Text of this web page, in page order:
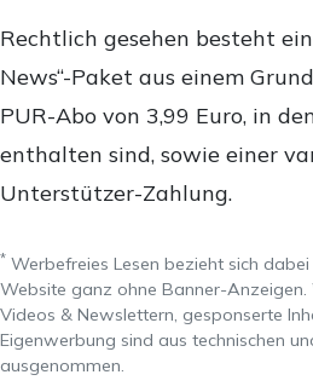
Rechtlich gesehen besteht
News“-Paket aus einem
PUR-Abo von 3,99 Euro, in
enthalten sind, sowie einer
Unterstützer-Zahlung.
* Werbefreies Lesen bezieht sich
Website ganz ohne Banner-
Videos & Newslettern, gesponserte
Eigenwerbung sind aus technischen
ausgenommen.